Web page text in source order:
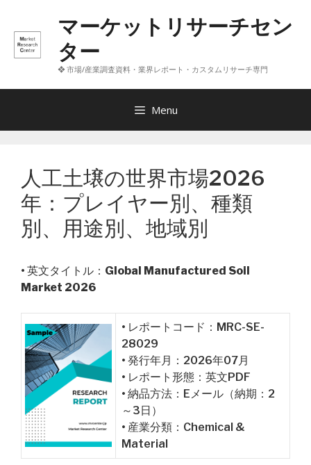
へ
マーケットリサーチセン
ター
❖ 市場/産業調査資料・業界レポート・カスタムリサーチ専門
Menu
人工土壌の世界市場2026
年：プレイヤー別、種類
別、用途別、地域別
• 英文タイトル： Global Manufactured Soil
Market 2026
• レポートコード：MRC-SE-
28029
• 発行年月：2026年07月
• レポート形態：英文PDF
• 納品方法：Eメール（納期：2
～3日）
• 産業分類：Chemical &
Material